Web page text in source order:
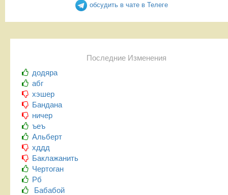
обсудить в чате в Телеге
Последние Изменения
додяра
абг
хэшер
Бандана
ничер
ъеъ
Альберт
хддд
Баклажанить
Чертоган
Рб
Бабабой